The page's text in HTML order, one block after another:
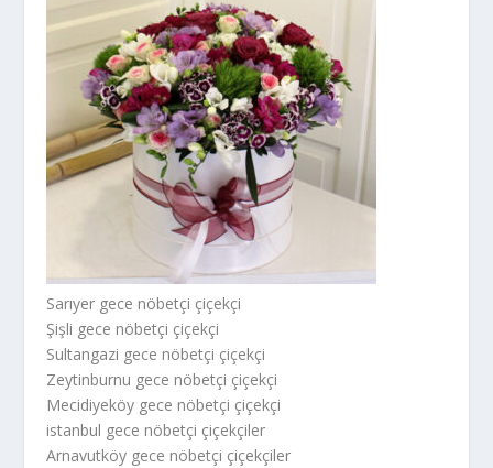
Sarıyer gece nöbetçi çiçekçi
Şişli gece nöbetçi çiçekçi
Sultangazi gece nöbetçi çiçekçi
Zeytinburnu gece nöbetçi çiçekçi
Mecidiyeköy gece nöbetçi çiçekçi
istanbul gece nöbetçi çiçekçiler
Arnavutköy gece nöbetçi çiçekçiler